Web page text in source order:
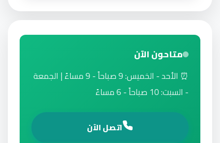
متاحون الآن
⏰ الأحد - الخميس: 9 صباحاً - 9 مساءً | الجمعة
- السبت: 10 صباحاً - 6 مساءً
اتصل الآن